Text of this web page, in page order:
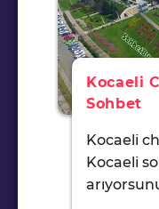
Kocaeli
Sohbet
Kocaeli
Kocaeli